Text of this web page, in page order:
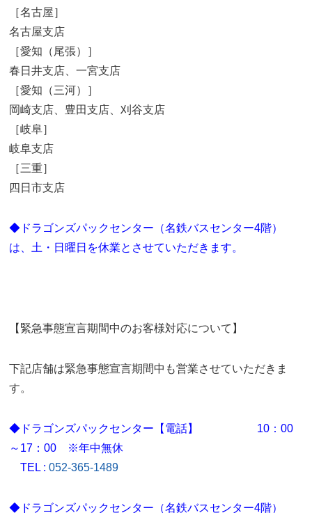
［名古屋］
名古屋支店
［愛知（尾張）］
春日井支店、一宮支店
［愛知（三河）］
岡崎支店、豊田支店、刈谷支店
［岐阜］
岐阜支店
［三重］
四日市支店
◆ドラゴンズパックセンター（名鉄バスセンター4階）
は、土・日曜日を休業とさせていただきます。
【緊急事態宣言期間中のお客様対応について】
下記店舗は緊急事態宣言期間中も営業させていただきま
す。
◆ドラゴンズパックセンター【電話】 10：00
～17：00 ※年中無休
TEL :052-365-1489
◆ドラゴンズパックセンター（名鉄バスセンター4階）